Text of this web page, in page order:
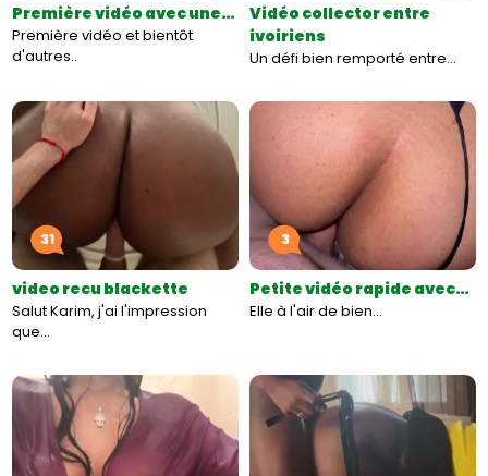
Première vidéo avec une…
Première vidéo et bientôt
d'autres..
Vidéo collector entre
ivoiriens
Un défi bien remporté entre…
31
video recu blackette
Salut Karim, j'ai l'impression
que…
3
Petite vidéo rapide avec…
Elle à l'air de bien…